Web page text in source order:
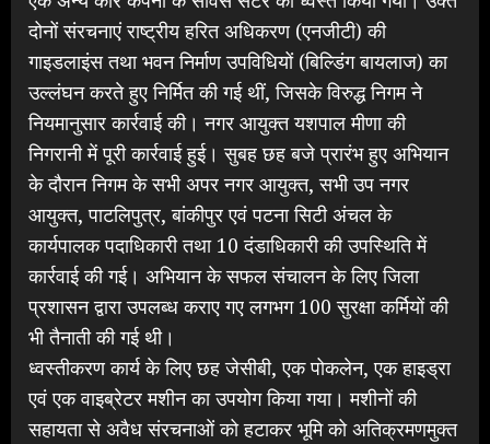
दोनों संरचनाएं राष्ट्रीय हरित अधिकरण (एनजीटी) की
गाइडलाइंस तथा भवन निर्माण उपविधियों (बिल्डिंग बायलाज) का
उल्लंघन करते हुए निर्मित की गई थीं, जिसके विरुद्ध निगम ने
नियमानुसार कार्रवाई की। नगर आयुक्त यशपाल मीणा की
निगरानी में पूरी कार्रवाई हुई। सुबह छह बजे प्रारंभ हुए अभियान
के दौरान निगम के सभी अपर नगर आयुक्त, सभी उप नगर
आयुक्त, पाटलिपुत्र, बांकीपुर एवं पटना सिटी अंचल के
कार्यपालक पदाधिकारी तथा 10 दंडाधिकारी की उपस्थिति में
कार्रवाई की गई। अभियान के सफल संचालन के लिए जिला
प्रशासन द्वारा उपलब्ध कराए गए लगभग 100 सुरक्षा कर्मियों की
भी तैनाती की गई थी।
ध्वस्तीकरण कार्य के लिए छह जेसीबी, एक पोकलेन, एक हाइड्रा
एवं एक वाइब्रेटर मशीन का उपयोग किया गया। मशीनों की
सहायता से अवैध संरचनाओं को हटाकर भूमि को अतिक्रमणमुक्त